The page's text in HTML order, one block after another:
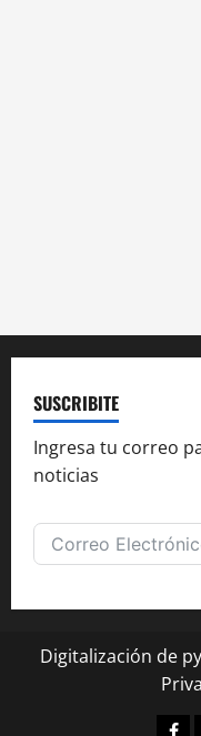
SUSCRIBITE
Ingresa tu correo
noticias
Digitalización de